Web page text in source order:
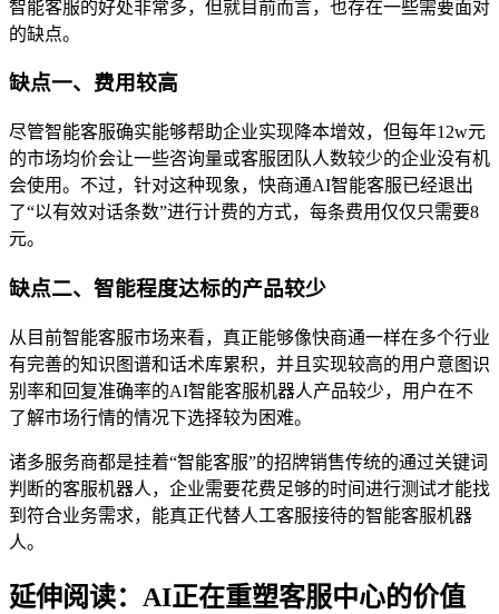
智能客服的好处非常多，但就目前而言，也存在一些需要面对
的缺点。
缺点一、费用较高
尽管智能客服确实能够帮助企业实现降本增效，但每年12w元
的市场均价会让一些咨询量或客服团队人数较少的企业没有机
会使用。不过，针对这种现象，快商通AI智能客服已经退出
了“以有效对话条数”进行计费的方式，每条费用仅仅只需要8
元。
缺点二、智能程度达标的产品较少
从目前智能客服市场来看，真正能够像快商通一样在多个行业
有完善的知识图谱和话术库累积，并且实现较高的用户意图识
别率和回复准确率的AI智能客服机器人产品较少，用户在不
了解市场行情的情况下选择较为困难。
诸多服务商都是挂着“智能客服”的招牌销售传统的通过关键词
判断的客服机器人，企业需要花费足够的时间进行测试才能找
到符合业务需求，能真正代替人工客服接待的智能客服机器
人。
延伸阅读：AI正在重塑客服中心的价值